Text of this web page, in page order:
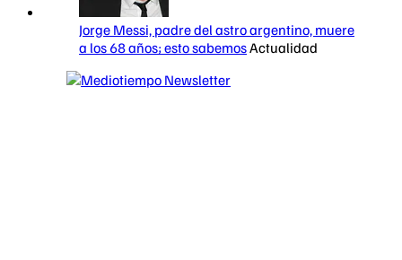
Jorge Messi, padre del astro argentino, muere
a los 68 años; esto sabemosActualidad